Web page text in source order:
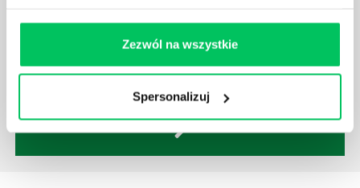
Zezwól na wszystkie
Spersonalizuj
zgodnie z zaleceniami powierzone sobie zadania.
Ich obowiązkiem jest przestrzeganie panujących w
wykonywanej pracy, ale również bezpieczeństwa.